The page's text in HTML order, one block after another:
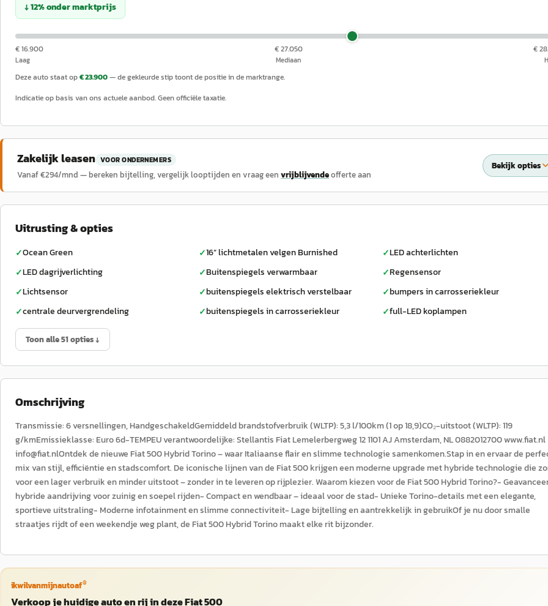
↓12%ondermarktprijs
€ 16.900
Laag
€ 27.050
Mediaan
€
Deze auto staat op€ 23.900— de gekleurde stip toont de positie in de marktrange.
Indicatie op basis van ons actuele aanbod. Geen officiële taxatie.
Zakelijk leasen VOOR ONDERNEMERS
Vanaf €294/mnd — bereken bijtelling, vergelijk looptijden en vraag een vrijblijvendeofferte aan
Bekijk opties
Uitrusting & opties
✓Ocean Green ✓16” lichtmetalen velgen Burnished ✓LED achterlichten
✓LED dagrijverlichting ✓Buitenspiegels verwarmbaar ✓Regensensor
✓Lichtsensor ✓buitenspiegels elektrisch verstelbaar ✓bumpers in carrosseriekleur
✓centrale deurvergrendeling ✓buitenspiegels in carrosseriekleur ✓full-LED koplampen
Toon alle 51 opties ↓
Omschrijving
Transmissie: 6 versnellingen, HandgeschakeldGemiddeld brandstofverbruik (WLTP): 5,3 l/100km (1 op 18,9)CO₂-uitstoot (WLTP): 119
g/kmEmissieklasse: Euro 6d-TEMPEU verantwoordelijke: Stellantis Fiat Lemelerbergweg 12 1101 AJ Amsterdam, NL 0882012700 www.fiat.nl
info@fiat.nlOntdek de nieuwe Fiat 500 Hybrid Torino – waar Italiaanse flair en slimme technologie samenkomen.Stap in en ervaar de
mix van stijl, efficiëntie en stadscomfort. De iconische lijnen van de Fiat 500 krijgen een moderne upgrade met hybride technologie die
voor een lager verbruik en minder uitstoot – zonder in te leveren op rijplezier. Waarom kiezen voor de Fiat 500 Hybrid Torino?-
hybride aandrijving voor zuinig en soepel rijden- Compact en wendbaar – ideaal voor de stad- Unieke Torino-details met een elegante,
sportieve uitstraling- Moderne infotainment en slimme connectiviteit- Lage bijtelling en aantrekkelijk in gebruikOf je nu door smalle
straatjes rijdt of een weekendje weg plant, de Fiat 500 Hybrid Torino maakt elke rit bijzonder.
ikwilvanmijnautoaf®
Verkoop je huidige auto en rij in deze Fiat 500